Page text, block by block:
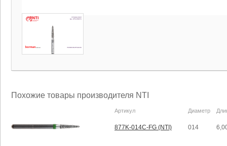
Похожие товары производителя NTI
Артикул Диаметр
877K-014C-FG (NTI) 014